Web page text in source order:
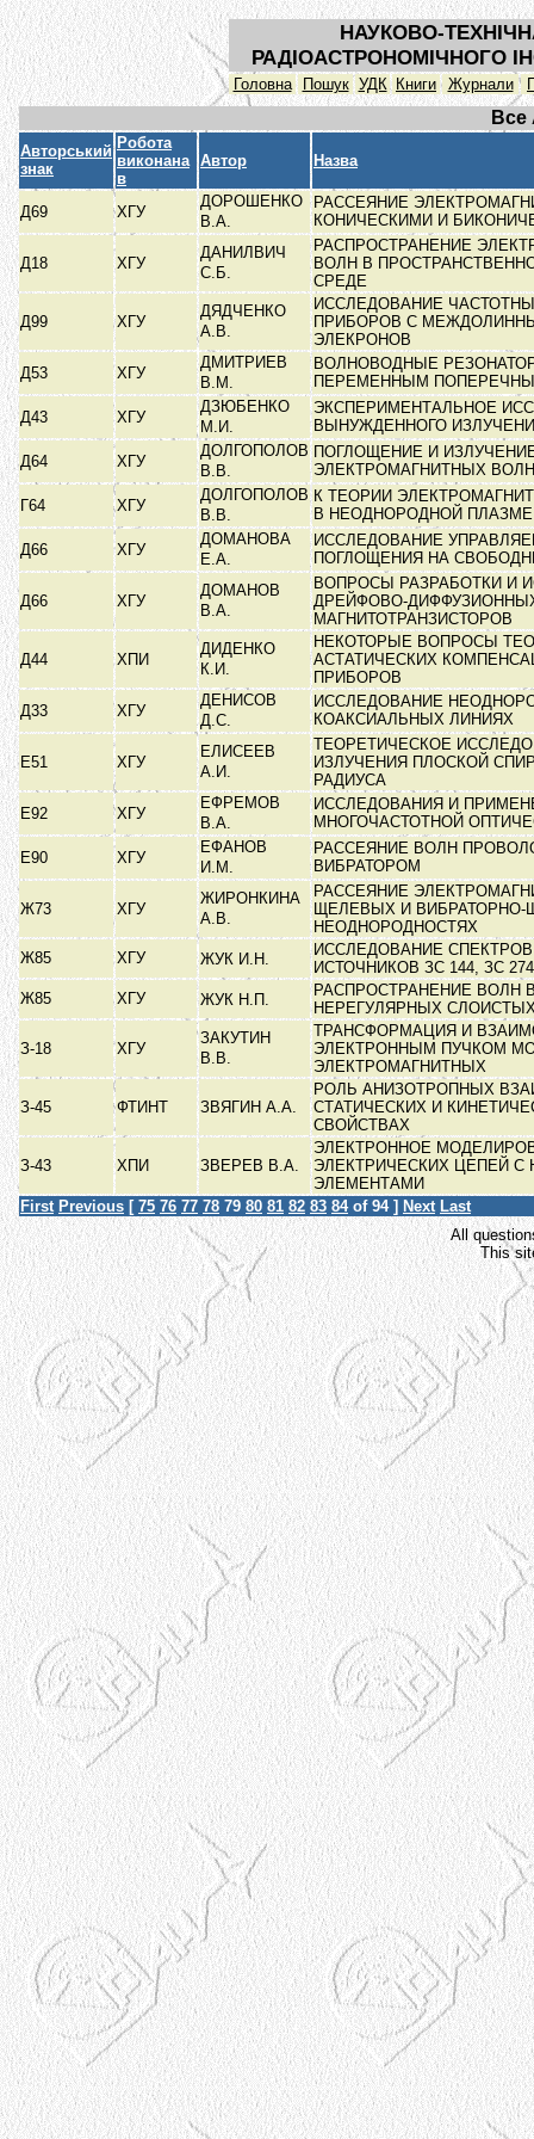
НАУКОВО-
РАДІОАСТРОНОМІЧНОГО
Головна Пошук УДК Книги Журнали
Все
Авторський
знак
Робота
виконана
в
Автор Назва
Д69 ХГУ
ДОРОШЕНКО
В.А.
РАССЕЯНИЕ
КОНИЧЕСКИМИ И
Д18 ХГУ
ДАНИЛВИЧ
С.Б.
РАСПРОСТРАНЕНИЕ
ВОЛН В
СРЕДЕ
Д99 ХГУ
ДЯДЧЕНКО
А.В.
ИССЛЕДОВАНИЕ
ПРИБОРОВ С
ЭЛЕКРОНОВ
Д53
ХГУ
ДМИТРИЕВ
В.М.
ВОЛНОВОДНЫЕ
ПЕРЕМЕННЫМ
Д43
ХГУ
ДЗЮБЕНКО
М.И.
ЭКСПЕРИМЕНТАЛЬНОЕ
ВЫНУЖДЕННОГО
Д64
ХГУ
ДОЛГОПОЛОВ
В.В.
ПОГЛОЩЕНИЕ И
ЭЛЕКТРОМАГНИТНЫХ
Г64
ХГУ
ДОЛГОПОЛОВ
В.В.
К ТЕОРИИ
В НЕОДНОРОДНОЙ
Д66
ХГУ
ДОМАНОВА
Е.А.
ИССЛЕДОВАНИЕ
ПОГЛОЩЕНИЯ НА
Д66 ХГУ
ДОМАНОВ
В.А.
ВОПРОСЫ РАЗРАБОТКИ И
ДРЕЙФОВО-
МАГНИТОТРАНЗИСТОРОВ
Д44 ХПИ
ДИДЕНКО
К.И.
НЕКОТОРЫЕ ВОПРОСЫ
АСТАТИЧЕСКИХ
ПРИБОРОВ
Д33
ХГУ
ДЕНИСОВ
Д.С.
ИССЛЕДОВАНИЕ
КОАКСИАЛЬНЫХ ЛИНИЯХ
Е51 ХГУ
ЕЛИСЕЕВ
А.И.
ТЕОРЕТИЧЕСКОЕ
ИЗЛУЧЕНИЯ ПЛОСКОЙ
РАДИУСА
Е92
ХГУ
ЕФРЕМОВ
В.А.
ИССЛЕДОВАНИЯ И
МНОГОЧАСТОТНОЙ
Е90
ХГУ
ЕФАНОВ
И.М.
РАССЕЯНИЕ ВОЛН
ВИБРАТОРОМ
Ж73 ХГУ
ЖИРОНКИНА
А.В.
РАССЕЯНИЕ
ЩЕЛЕВЫХ И
НЕОДНОРОДНОСТЯХ
Ж85
ХГУ ЖУК И.Н.
ИССЛЕДОВАНИЕ
ИСТОЧНИКОВ ЗС 144, ЗС
Ж85
ХГУ ЖУК Н.П.
РАСПРОСТРАНЕНИЕ ВОЛН
НЕРЕГУЛЯРНЫХ
З-18 ХГУ
ЗАКУТИН
В.В.
ТРАНСФОРМАЦИЯ И
ЭЛЕКТРОННЫМ ПУЧКОМ
ЭЛЕКТРОМАГНИТНЫХ
З-45 ФТИНТ ЗВЯГИН А.А.
РОЛЬ АНИЗОТРОПНЫХ
СТАТИЧЕСКИХ И
СВОЙСТВАХ
З-43 ХПИ ЗВЕРЕВ В.А.
ЭЛЕКТРОННОЕ
ЭЛЕКТРИЧЕСКИХ ЦЕПЕЙ
ЭЛЕМЕНТАМИ
First Previous [ 75 76 77 78 79 80 81 82 83 84of 94 ] Next Last
All
This